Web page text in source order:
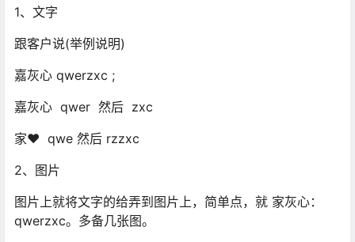
1、文字
跟客户说(举例说明)
嘉灰心 qwerzxc ;
嘉灰心 qwer 然后 zxc
家❤ qwe 然后 rzzxc
2、图片
图片上就将文字的给弄到图片上，简单点，就 家灰心：
qwerzxc。多备几张图。